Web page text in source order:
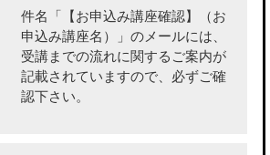
件名「【お申込み講座確認】（お
申込み講座名）」のメールには、
受講までの流れに関するご案内が
記載されていますので、必ずご確
認下さい。